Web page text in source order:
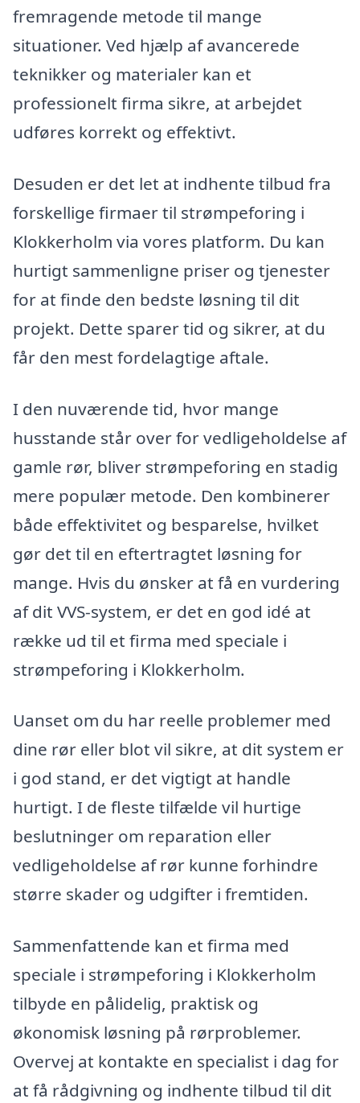
fremragende metode til mange
situationer. Ved hjælp af avancerede
teknikker og materialer kan et
professionelt firma sikre, at arbejdet
udføres korrekt og effektivt.
Desuden er det let at indhente tilbud fra
forskellige firmaer til strømpeforing i
Klokkerholm via vores platform. Du kan
hurtigt sammenligne priser og tjenester
for at finde den bedste løsning til dit
projekt. Dette sparer tid og sikrer, at du
får den mest fordelagtige aftale.
I den nuværende tid, hvor mange
husstande står over for vedligeholdelse af
gamle rør, bliver strømpeforing en stadig
mere populær metode. Den kombinerer
både effektivitet og besparelse, hvilket
gør det til en eftertragtet løsning for
mange. Hvis du ønsker at få en vurdering
af dit VVS-system, er det en god idé at
række ud til et firma med speciale i
strømpeforing i Klokkerholm.
Uanset om du har reelle problemer med
dine rør eller blot vil sikre, at dit system er
i god stand, er det vigtigt at handle
hurtigt. I de fleste tilfælde vil hurtige
beslutninger om reparation eller
vedligeholdelse af rør kunne forhindre
større skader og udgifter i fremtiden.
Sammenfattende kan et firma med
speciale i strømpeforing i Klokkerholm
tilbyde en pålidelig, praktisk og
økonomisk løsning på rørproblemer.
Overvej at kontakte en specialist i dag for
at få rådgivning og indhente tilbud til dit